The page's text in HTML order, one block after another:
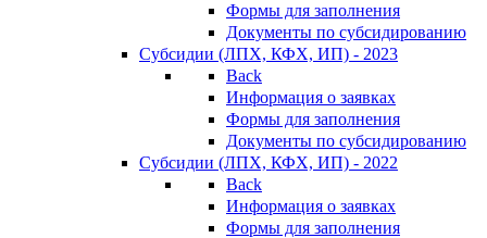
Формы для заполнения
Документы по субсидированию
Субсидии (ЛПХ, КФХ, ИП) - 2023
Back
Информация о заявках
Формы для заполнения
Документы по субсидированию
Субсидии (ЛПХ, КФХ, ИП) - 2022
Back
Информация о заявках
Формы для заполнения